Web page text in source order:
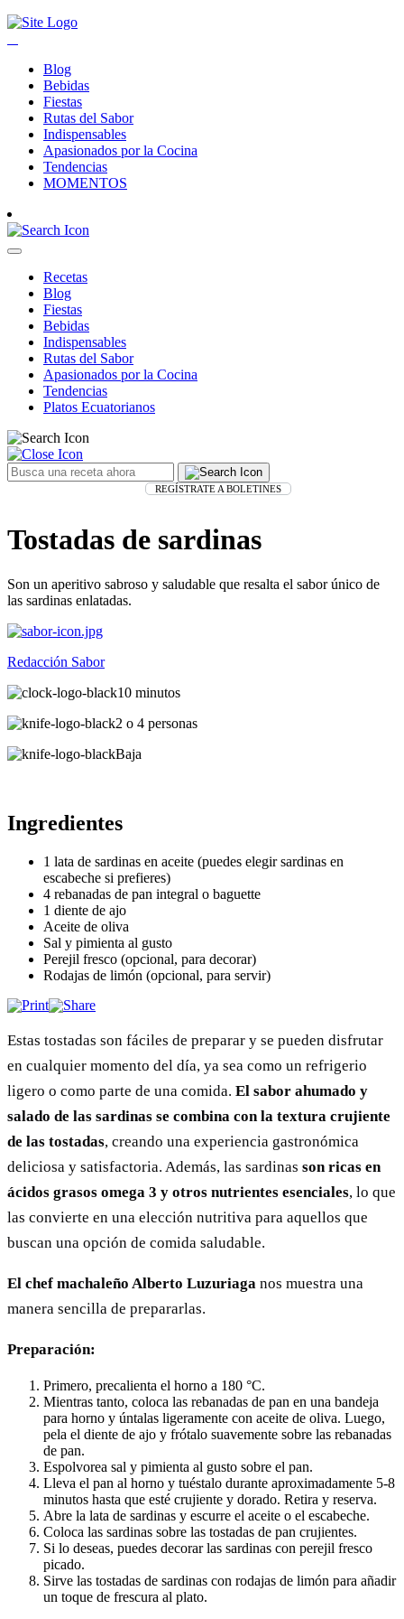
Blog
Bebidas
Fiestas
Rutas del Sabor
Indispensables
Apasionados por la Cocina
Tendencias
MOMENTOS
Recetas
Blog
Fiestas
Bebidas
Indispensables
Rutas del Sabor
Apasionados por la Cocina
Tendencias
Platos Ecuatorianos
REGÍSTRATE A BOLETINES
Tostadas de sardinas
Son un aperitivo sabroso y saludable que resalta el sabor único de
las sardinas enlatadas.
Redacción Sabor
10 minutos
2 o 4 personas
Baja
Ingredientes
1 lata de sardinas en aceite (puedes elegir sardinas en
escabeche si prefieres)
4 rebanadas de pan integral o baguette
1 diente de ajo
Aceite de oliva
Sal y pimienta al gusto
Perejil fresco (opcional, para decorar)
Rodajas de limón (opcional, para servir)
Estas tostadas son fáciles de preparar y se pueden disfrutar
en cualquier momento del día, ya sea como un refrigerio
ligero o como parte de una comida. El sabor ahumado y
salado de las sardinas se combina con la textura crujiente
de las tostadas, creando una experiencia gastronómica
deliciosa y satisfactoria. Además, las sardinas son ricas en
ácidos grasos omega 3 y otros nutrientes esenciales, lo que
las convierte en una elección nutritiva para aquellos que
buscan una opción de comida saludable.
El chef machaleño Alberto Luzuriaga nos muestra una
manera sencilla de prepararlas.
Preparación:
Primero, precalienta el horno a 180 °C.
Mientras tanto, coloca las rebanadas de pan en una bandeja
para horno y úntalas ligeramente con aceite de oliva. Luego,
pela el diente de ajo y frótalo suavemente sobre las rebanadas
de pan.
Espolvorea sal y pimienta al gusto sobre el pan.
Lleva el pan al horno y tuéstalo durante aproximadamente 5-8
minutos hasta que esté crujiente y dorado. Retira y reserva.
Abre la lata de sardinas y escurre el aceite o el escabeche.
Coloca las sardinas sobre las tostadas de pan crujientes.
Si lo deseas, puedes decorar las sardinas con perejil fresco
picado.
Sirve las tostadas de sardinas con rodajas de limón para añadir
un toque de frescura al plato.